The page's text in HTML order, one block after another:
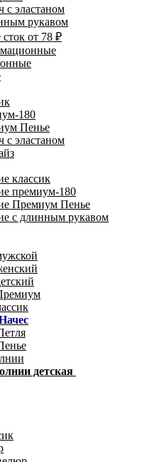
с эластаном
рукавом
от 78 ₽
180
Пенье
с эластаном
классик
премиум-180
Премиум Пенье
с длинным рукавом
детская